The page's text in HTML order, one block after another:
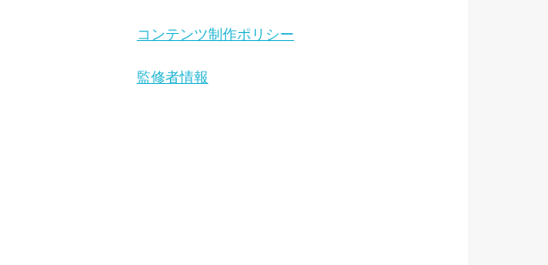
コンテンツ制作ポリシー
監修者情報